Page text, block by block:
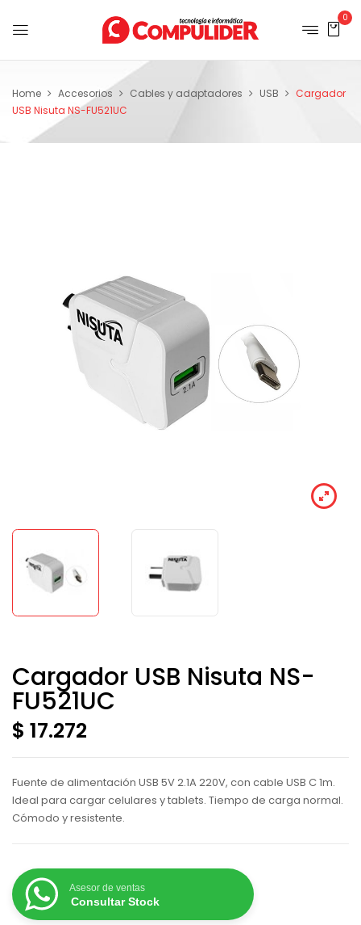
0
Home Accesorios Cables y adaptadores USB
Cargador
USB Nisuta NS-FU521UC
Cargador USB Nisuta NS-
FU521UC
$ 17.272
Fuente de alimentación USB 5V 2.1A 220V, con cable USB C 1m.
Ideal para cargar celulares y tablets. Tiempo de carga normal.
Cómodo y resistente.
Asesor de ventas
Consultar Stock